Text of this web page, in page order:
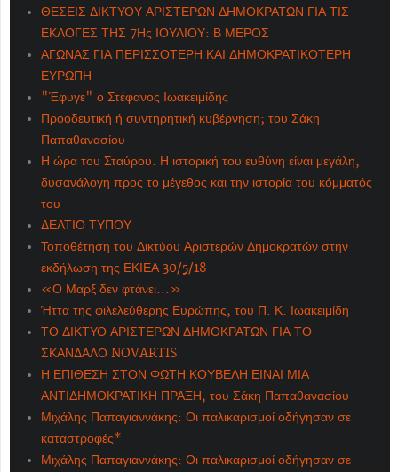
ΘΕΣΕΙΣ ΔΙΚΤΥΟΥ ΑΡΙΣΤΕΡΩΝ ΔΗΜΟΚΡΑΤΩΝ ΓΙΑ ΤΙΣ
ΕΚΛΟΓΕΣ ΤΗΣ 7Ης ΙΟΥΛΙΟΥ: Β ΜΕΡΟΣ
ΑΓΩΝΑΣ ΓΙΑ ΠΕΡΙΣΣΟΤΕΡΗ ΚΑΙ ΔΗΜΟΚΡΑΤΙΚΟΤΕΡΗ
ΕΥΡΩΠΗ
"Έφυγε" ο Στέφανος Ιωακειμίδης
Προοδευτική ή συντηρητική κυβέρνηση; του Σάκη
Παπαθανασίου
Η ώρα του Σταύρου. Η ιστορική του ευθύνη είναι μεγάλη,
δυσανάλογη προς το μέγεθος και την ιστορία του κόμματός
του
ΔΕΛΤΙΟ ΤΥΠΟΥ
Τοποθέτηση του Δικτύου Αριστερών Δημοκρατών στην
εκδήλωση της ΕΚΙΕΑ 30/5/18
«Ο Μαρξ δεν φτάνει...»
Ήττα της φιλελεύθερης Ευρώπης, του Π. Κ. Ιωακειμίδη
ΤΟ ΔΙΚΤΥΟ ΑΡΙΣΤΕΡΩΝ ΔΗΜΟΚΡΑΤΩΝ ΓΙΑ ΤΟ
ΣΚΑΝΔΑΛΟ NOVARTIS
Η ΕΠΙΘΕΣΗ ΣΤΟΝ ΦΩΤΗ ΚΟΥΒΕΛΗ ΕΙΝΑΙ ΜΙΑ
ΑΝΤΙΔΗΜΟΚΡΑΤΙΚΗ ΠΡΑΞΗ, του Σάκη Παπαθανασίου
Μιχάλης Παπαγιαννάκης: Οι παλικαρισμοί οδήγησαν σε
καταστροφές*
Μιχάλης Παπαγιαννάκης: Οι παλικαρισμοί οδήγησαν σε